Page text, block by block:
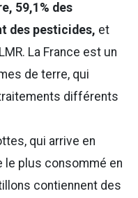
59,1% des
des pesticides, et
La France est un
de terre, qui
différents
qui arrive en
le plus consommé en
contiennent des